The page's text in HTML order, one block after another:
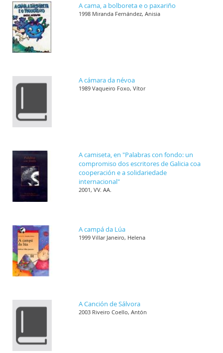
A cama, a bolboreta e o paxariño
1998 Miranda Fernández, Anisia
A cámara da névoa
1989 Vaqueiro Foxo, Vítor
A camiseta, en "Palabras con fondo: un
compromiso dos escritores de Galicia coa
cooperación e a solidariedade
internacional"
2001, VV. AA.
A campá da Lúa
1999 Villar Janeiro, Helena
A Canción de Sálvora
2003 Riveiro Coello, Antón